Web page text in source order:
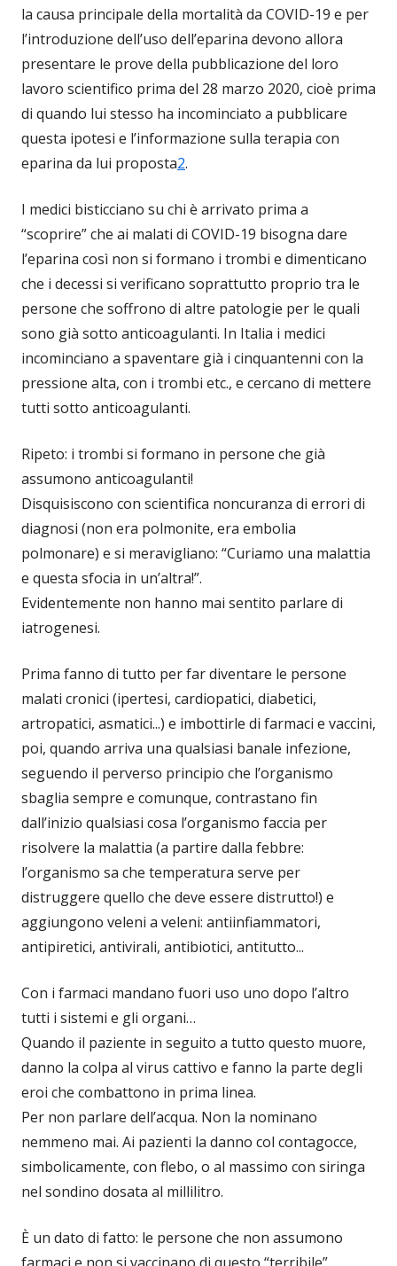
la causa principale della mortalità da COVID-19 e per
l’introduzione dell’uso dell’eparina devono allora
presentare le prove della pubblicazione del loro
lavoro scientifico prima del 28 marzo 2020, cioè prima
di quando lui stesso ha incominciato a pubblicare
questa ipotesi e l’informazione sulla terapia con
eparina da lui proposta2.
I medici bisticciano su chi è arrivato prima a
“scoprire” che ai malati di COVID-19 bisogna dare
l’eparina così non si formano i trombi e dimenticano
che i decessi si verificano soprattutto proprio tra le
persone che soffrono di altre patologie per le quali
sono già sotto anticoagulanti. In Italia i medici
incominciano a spaventare già i cinquantenni con la
pressione alta, con i trombi etc., e cercano di mettere
tutti sotto anticoagulanti.
Ripeto: i trombi si formano in persone che già
assumono anticoagulanti!
Disquisiscono con scientifica noncuranza di errori di
diagnosi (non era polmonite, era embolia
polmonare) e si meravigliano: “Curiamo una malattia
e questa sfocia in un’altra!”.
Evidentemente non hanno mai sentito parlare di
iatrogenesi.
Prima fanno di tutto per far diventare le persone
malati cronici (ipertesi, cardiopatici, diabetici,
artropatici, asmatici...) e imbottirle di farmaci e vaccini,
poi, quando arriva una qualsiasi banale infezione,
seguendo il perverso principio che l’organismo
sbaglia sempre e comunque, contrastano fin
dall’inizio qualsiasi cosa l’organismo faccia per
risolvere la malattia (a partire dalla febbre:
l’organismo sa che temperatura serve per
distruggere quello che deve essere distrutto!) e
aggiungono veleni a veleni: antiinfiammatori,
antipiretici, antivirali, antibiotici, antitutto...
Con i farmaci mandano fuori uso uno dopo l’altro
tutti i sistemi e gli organi…
Quando il paziente in seguito a tutto questo muore,
danno la colpa al virus cattivo e fanno la parte degli
eroi che combattono in prima linea.
Per non parlare dell’acqua. Non la nominano
nemmeno mai. Ai pazienti la danno col contagocce,
simbolicamente, con flebo, o al massimo con siringa
nel sondino dosata al millilitro.
È un dato di fatto: le persone che non assumono